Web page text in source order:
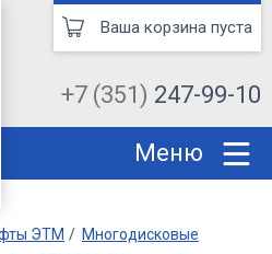
+7 (351) 247-99-10
Ваша корзина пуста
Меню
ЭТМ
Многодисковые